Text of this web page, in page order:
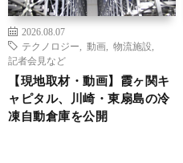
2026.08.07
テクノロジー
動画 物流施設
記者会見など
【現地取材・動画】霞ヶ関キ
ャピタル、川崎・東扇島の冷
凍自動倉庫を公開